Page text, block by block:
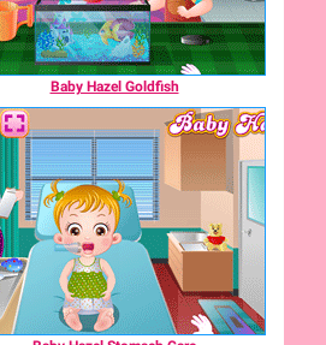
Baby Hazel Goldfish